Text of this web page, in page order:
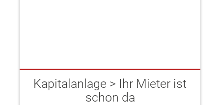
Kapitalanlage > Ihr Mieter ist
schon da